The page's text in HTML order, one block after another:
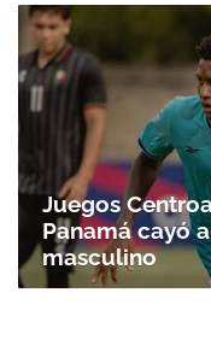
Juegos
Panamá cayó
masculino